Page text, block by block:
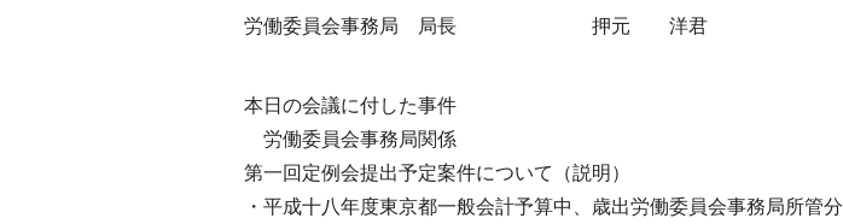
労働委員会事務局 局長 押元 洋君
本日の会議に付した事件
労働委員会事務局関係
第一回定例会提出予定案件について（説明）
・平成十八年度東京都一般会計予算中、歳出労働委員会事務局所管分